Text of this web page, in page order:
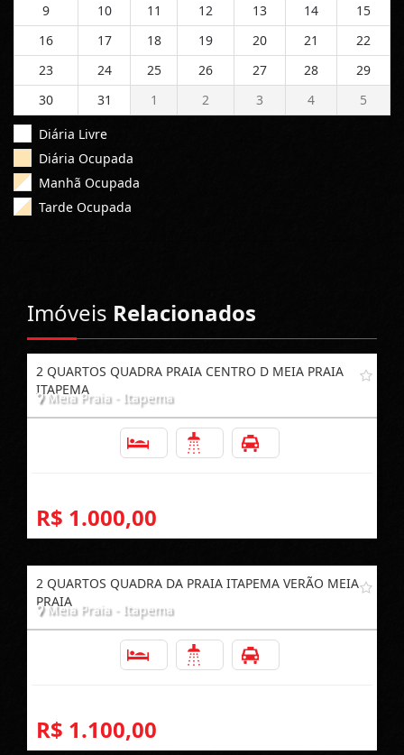
9
10 11 12 13 14
15
16
17 18 19 20 21
22
23
24 25 26 27 28
29
30
31 1 2 3 4
5
Diária Livre
Diária Ocupada
Manhã Ocupada
Tarde Ocupada
Imóveis Relacionados
2 QUARTOS QUADRA PRAIA CENTRO D MEIA PRAIA
ITAPEMA
Meia Praia - Itapema
R$ 1.000,00
2 QUARTOS QUADRA DA PRAIA ITAPEMA VERÃO MEIA
PRAIA
Meia Praia - Itapema
R$ 1.100,00